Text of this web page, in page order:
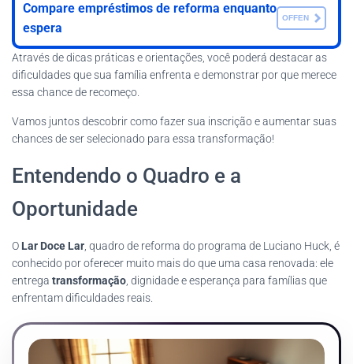
Compare empréstimos de reforma enquanto
espera
OFFEN
Através de dicas práticas e orientações, você poderá destacar as
dificuldades que sua família enfrenta e demonstrar por que merece
essa chance de recomeço.
Vamos juntos descobrir como fazer sua inscrição e aumentar suas
chances de ser selecionado para essa transformação!
Entendendo o Quadro e a
Oportunidade
O Lar Doce Lar , quadro de reforma do programa de Luciano Huck, é
conhecido por oferecer muito mais do que uma casa renovada: ele
entrega transformação , dignidade e esperança para famílias que
enfrentam dificuldades reais.